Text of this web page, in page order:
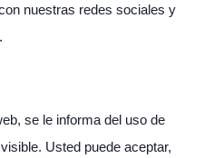
nuestras redes sociales y
se le informa del uso de
Usted puede aceptar,